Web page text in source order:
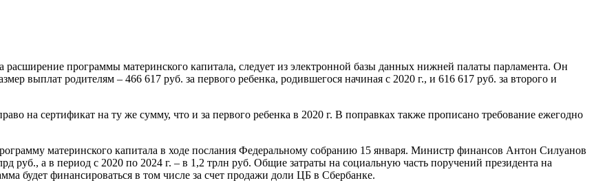
программы материнского капитала, следует из электронной базы данных нижней палаты парламента. Он
выплат родителям – 466 617 руб. за первого ребенка, родившегося начиная с 2020 г., и 616 617 руб. за второго и
на сертификат на ту же сумму, что и за первого ребенка в 2020 г. В поправках также прописано требование ежегодно
материнского капитала в ходе послания Федеральному собранию 15 января. Министр финансов Антон Силуанов
руб., а в период с 2020 по 2024 г. – в 1,2 трлн руб. Общие затраты на социальную часть поручений президента на
будет финансироваться в том числе за счет продажи доли ЦБ в Сбербанке.